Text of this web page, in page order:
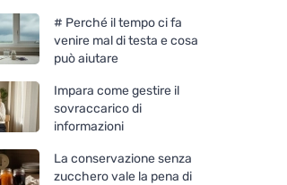
# Perché il tempo ci fa
venire mal di testa e cosa
può aiutare
Impara come gestire il
sovraccarico di
informazioni
La conservazione senza
zucchero vale la pena di